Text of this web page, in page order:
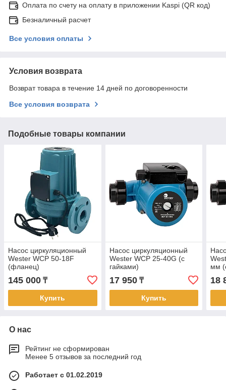
Оплата по счету на оплату в приложении Kaspi (QR код)
Безналичный расчет
Все условия оплаты
Условия возврата
Возврат товара в течение 14 дней по договоренности
Все условия возврата
Подобные товары компании
Насос циркуляционный
Wester WCP 50-18F
(фланец)
145 000 ₸
Купить
Насос циркуляционный
Wester WCP 25-40G (с
гайками)
17 950₸
Купить
мм
18
О нас
Рейтинг не сформирован
Менее 5 отзывов за последний год
Работает с 01.02.2019